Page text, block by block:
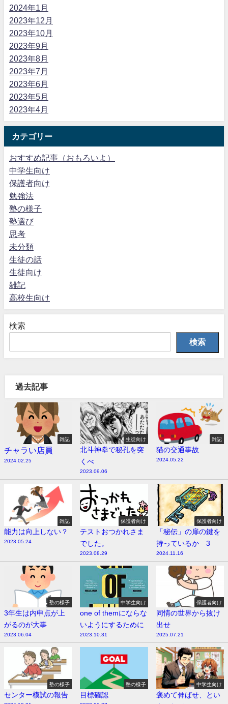
2024年1月
2023年12月
2023年10月
2023年9月
2023年8月
2023年7月
2023年6月
2023年5月
2023年4月
カテゴリー
おすすめ記事（おもろいよ）
中学生向け
保護者向け
勉強法
塾の様子
塾選び
思考
未分類
生徒の話
生徒向け
雑記
高校生向け
検索
検索
過去記事
雑記
チャラい店員
2024.02.25
生徒向け
北斗神拳で秘孔を突
くべ
2023.09.06
雑記
猫の交通事故
2024.05.22
雑記
能力は向上しない？
2023.05.24
保護者向け
テストおつかれさま
でした。
2023.08.29
保護者向け
「秘伝」の扉の鍵を
持っているか 3
2024.11.16
塾の様子
3年生は内申点が上
がるのが大事
2023.06.04
中学生向け
one of themにならな
いようにするために
2023.10.31
保護者向け
同情の世界から抜け
出せ
2025.07.21
塾の様子
センター模試の報告
塾の様子
目標確認
中学生向け
褒めて伸ばせ、とい